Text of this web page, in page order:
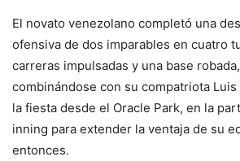
El novato venezolano completó una
ofensiva de dos imparables en cuatro
carreras impulsadas y una base
combinándose con su compatriota Luis
la fiesta desde el Oracle Park, en la
inning para extender la ventaja de su
entonces.